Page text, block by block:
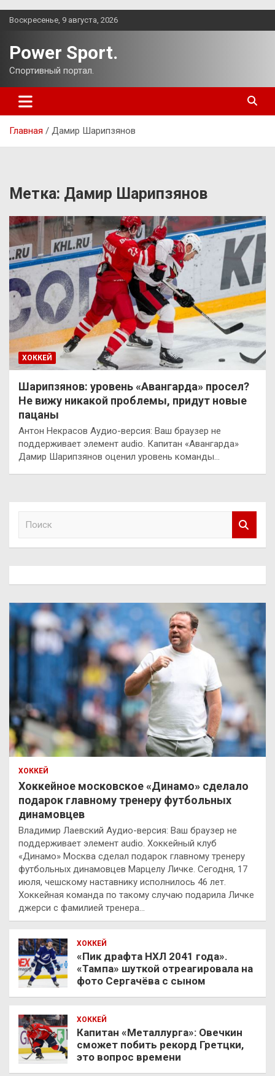
Перейти
Воскресенье, 9 августа, 2026
Power Sport.
Спортивный портал.
Главная Дамир Шарипзянов
Метка: Дамир Шарипзянов
ХОККЕЙ
Шарипзянов: уровень «Авангарда» просел?
Не вижу никакой проблемы, придут новые
пацаны
Антон Некрасов Аудио-версия: Ваш браузер не
поддерживает элемент audio. Капитан «Авангарда»
Дамир Шарипзянов оценил уровень команды…
ХОККЕЙ
Хоккейное московское «Динамо» сделало
подарок главному тренеру футбольных
динамовцев
Владимир Лаевский Аудио-версия: Ваш браузер не
поддерживает элемент audio. Хоккейный клуб
«Динамо» Москва сделал подарок главному тренеру
футбольных динамовцев Марцелу Личке. Сегодня, 17
июля, чешскому наставнику исполнилось 46 лет.
Хоккейная команда по такому случаю подарила Личке
джерси с фамилией тренера…
ХОККЕЙ
«Пик драфта НХЛ 2041 года».
«Тампа» шуткой отреагировала на
фото Сергачёва с сыном
ХОККЕЙ
Капитан «Металлурга»: Овечкин
сможет побить рекорд Гретцки,
это вопрос времени